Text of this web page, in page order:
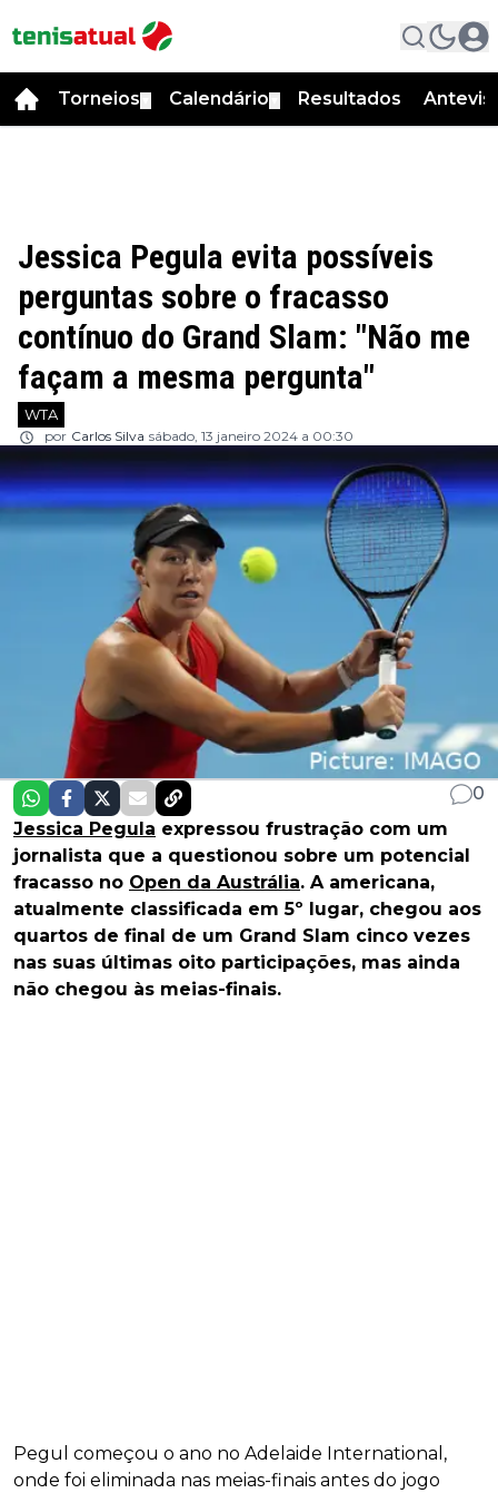
Torneios Calendário Resultados
Jessica Pegula evita possíveis
perguntas sobre o fracasso
contínuo do Grand Slam: "Não me
façam a mesma pergunta"
WTA
por Carlos Silva sábado, 13 janeiro 2024 a 00:30
0
Jessica Pegula expressou frustração com um
jornalista que a questionou sobre um potencial
fracasso no Open da Austrália. A americana,
atualmente classificada em 5º lugar, chegou aos
quartos de final de um Grand Slam cinco vezes
nas suas últimas oito participações, mas ainda
não chegou às meias-finais.
Pegul começou o ano no Adelaide International,
onde foi eliminada nas meias-finais antes do jogo